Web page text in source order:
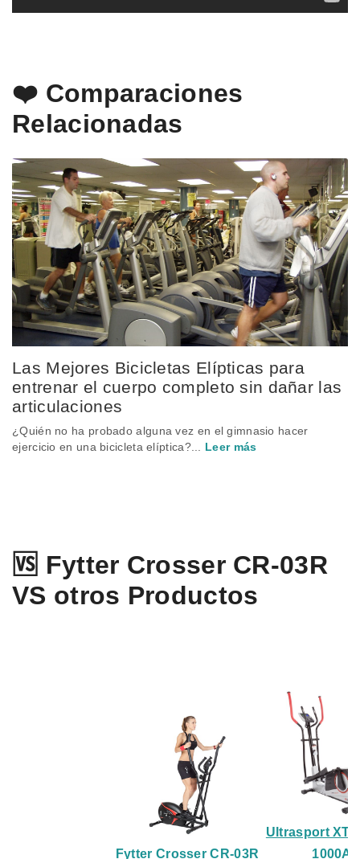
❤️ Comparaciones
Relacionadas
Las Mejores Bicicletas Elípticas para
entrenar el cuerpo completo sin dañar las
articulaciones
¿Quién no ha probado alguna vez en el gimnasio hacer
ejercicio en una bicicleta elíptica?... Leer más
🆚 Fytter Crosser CR-03R
VS otros Productos
Fytter Crosser CR-03R
Ultrasport XT-
1000A